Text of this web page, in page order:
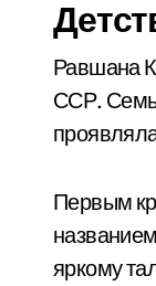
Равшана
ССР.
Первым
яркому